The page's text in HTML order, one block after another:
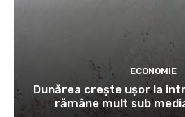
ECONOMIE
Dunărea crește ușor la
rămâne mult sub